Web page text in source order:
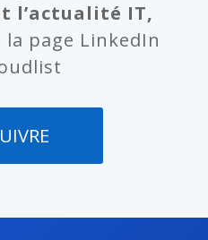
l’actualité IT,
page LinkedIn